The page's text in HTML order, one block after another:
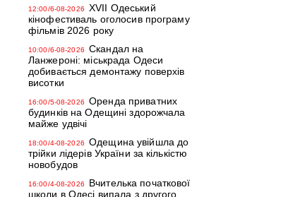
12:00/6-08-2026
XVII Одеський
кінофестиваль оголосив програму
фільмів 2026 року
10:00/6-08-2026
Скандал на
Ланжероні: міськрада Одеси
добивається демонтажу поверхів
висотки
16:00/5-08-2026
Оренда приватних
будинків на Одещині здорожчала
майже удвічі
18:00/4-08-2026
Одещина увійшла до
трійки лідерів України за кількістю
новобудов
16:00/4-08-2026
Вчителька початкової
школи в Одесі випала з другого